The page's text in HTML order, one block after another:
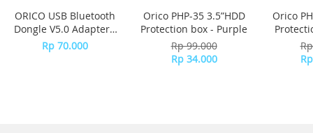
Teknologi Sensor: Penelusuran Optik Terbaik
Resolusi Sensor: 1000 dpi
Jumlah Tombol: 3
Scroll Wheel (Y/T): Ya
ORICO USB Bluetooth
Dongle V5.0 Adapter -
BTA-508 - WHITE
Rp 70.000
Orico PHP-35 3.5”HDD
Protection box - Purple
Rp 99.000
Rp 34.000
Orico